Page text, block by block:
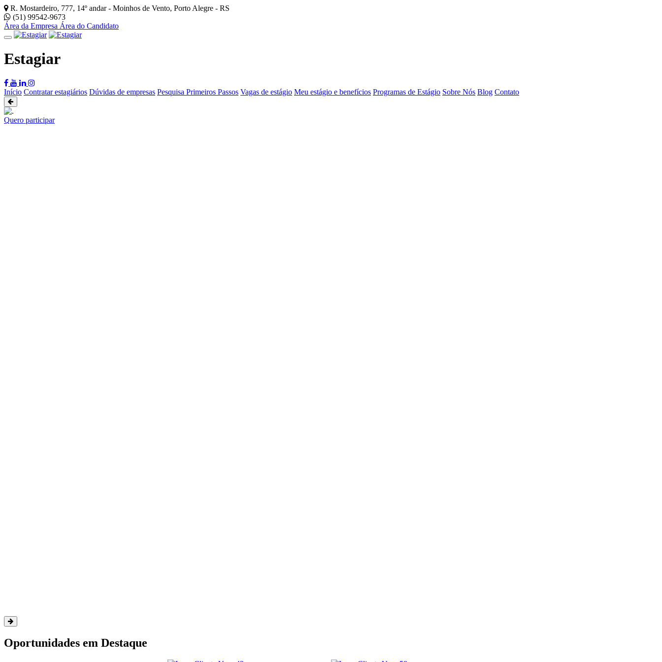
R. Mostardeiro, 777, 14º andar - Moinhos de Vento, Porto Alegre - RS
(51) 99542-9673
Área da Empresa Área do Candidato
Estagiar
Início Contratar estagiários Dúvidas de empresas Pesquisa Primeiros Passos Vagas de estágio Meu estágio e benefícios Programas de Estágio Sobre Nós Blog Contato
Quero participar
Quero me inscrever
Oportunidades em Destaque